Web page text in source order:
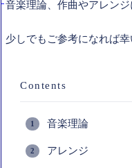
音楽理論、作曲やアレン
少しでもご参考になれば幸
Contents
音楽理論
アレンジ